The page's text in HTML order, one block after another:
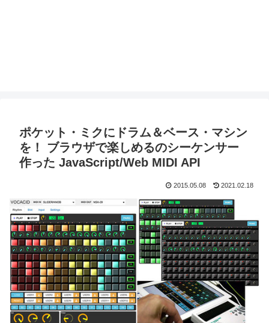
ポケット・ミクにドラム＆ベース・マシン
を！ ブラウザで楽しめるのシーケンサー
作った JavaScript/Web MIDI API
2015.05.08 2021.02.18